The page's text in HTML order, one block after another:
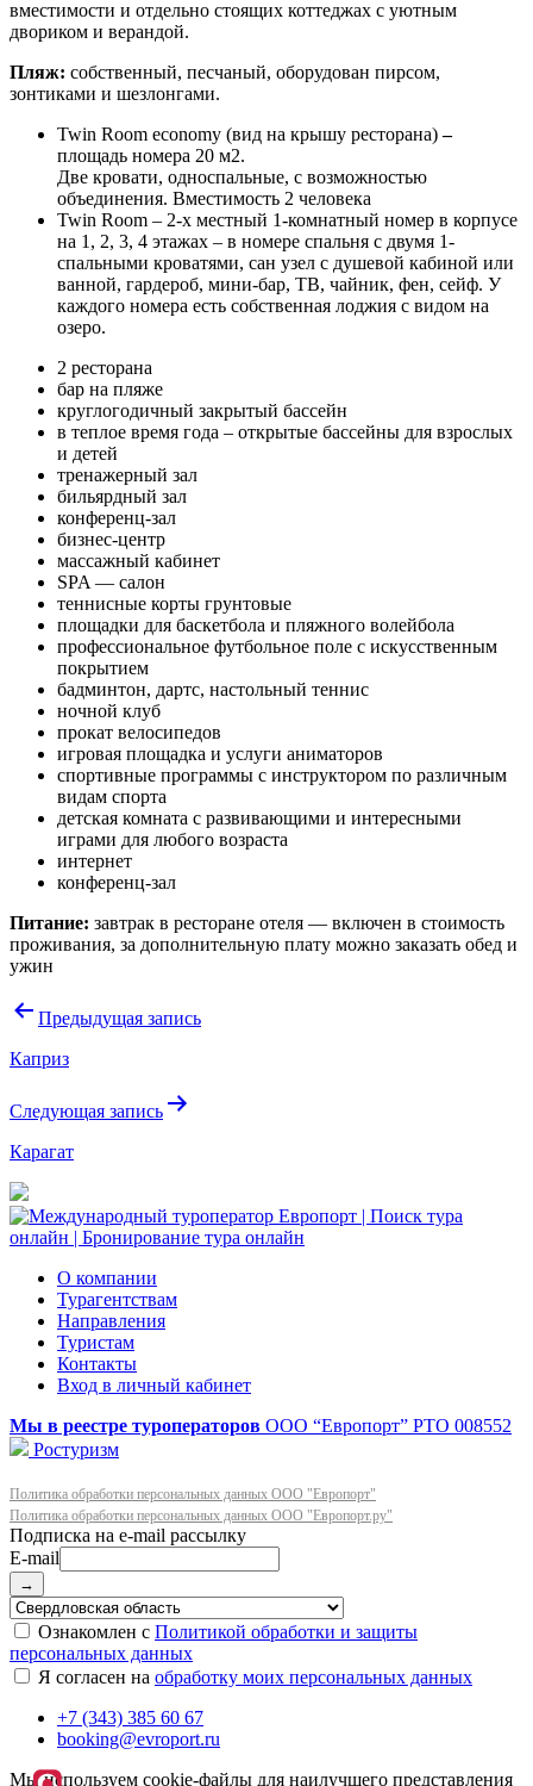
вместимости и отдельно стоящих коттеджах с уютным
двориком и верандой.
Пляж: собственный, песчаный, оборудован пирсом,
зонтиками и шезлонгами.
Twin Room economy (вид на крышу ресторана)–
площадь номера 20 м2.
Две кровати, односпальные, с возможностью
объединения. Вместимость 2 человека
Twin Room – 2-х местный 1-комнатный номер в корпусе
на 1, 2, 3, 4 этажах – в номере спальня с двумя 1-
спальными кроватями, сан узел с душевой кабиной или
ванной, гардероб, мини-бар, ТВ, чайник, фен, сейф. У
каждого номера есть собственная лоджия с видом на
озеро.
2 ресторана
бар на пляже
круглогодичный закрытый бассейн
в теплое время года – открытые бассейны для взрослых
и детей
тренажерный зал
бильярдный зал
конференц-зал
бизнес-центр
массажный кабинет
SPA — салон
теннисные корты грунтовые
площадки для баскетбола и пляжного волейбола
профессиональное футбольное поле с искусственным
покрытием
бадминтон, дартс, настольный теннис
ночной клуб
прокат велосипедов
игровая площадка и услуги аниматоров
спортивные программы с инструктором по различным
видам спорта
детская комната с развивающими и интересными
играми для любого возраста
интернет
конференц-зал
Питание: завтрак в ресторане отеля — включен в стоимость
проживания, за дополнительную плату можно заказать обед и
ужин
Навигация
записям
Предыдущая запись
Каприз
Следующая запись
Карагат
О компании
Турагентствам
Направления
Туристам
Контакты
Вход в личный кабинет
Мы в реестре туроператоров ООО “Европорт” РТО 008552
Ростуризм
Политика обработки персональных данных ООО "Европорт"
Политика обработки персональных данных ООО "Европорт.ру"
E-mail
→
Ознакомлен с Политикой обработки и защиты
персональных данных
Я согласен на обработку моих персональных данных
+7 (343) 385 60 67
booking@evroport.ru
Мы используем cookie-файлы для наилучшего представления